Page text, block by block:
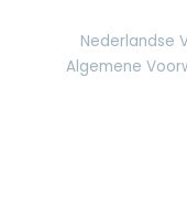
Nederlandse
Algemene